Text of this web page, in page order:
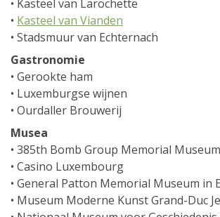
• Kasteel van Larochette
• Kasteel van Vianden
• Stadsmuur van Echternach
Gastronomie
• Gerookte ham
• Luxemburgse wijnen
• Ourdaller Brouwerij
Musea
• 385th Bomb Group Memorial
• Casino Luxembourg
• General Patton Memorial Museum in
• Museum Moderne Kunst Grand-Duc